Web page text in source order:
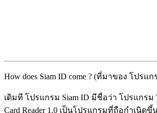
How does Siam ID come ? (ที่มาของ โปรแก
เดิมที โปรแกรม Siam ID มีชื่อว่า โปรแกรม
Card Reader 1.0 เป็นโปรแกรมที่ถือกำเนิดขึ้